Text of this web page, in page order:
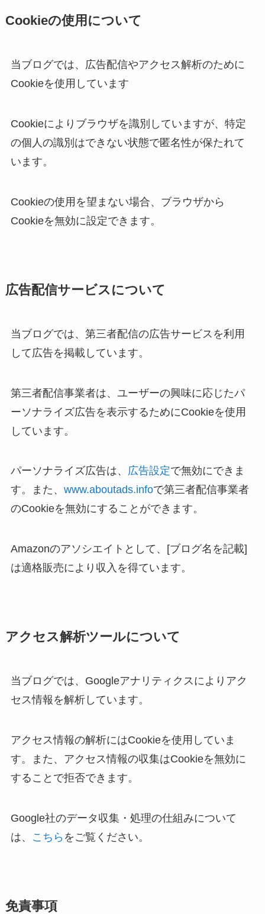
Cookieの使用について
当ブログでは、広告配信やアクセス解析のために
Cookieを使用しています
Cookieによりブラウザを識別していますが、特定
の個人の識別はできない状態で匿名性が保たれて
います。
Cookieの使用を望まない場合、ブラウザから
Cookieを無効に設定できます。
広告配信サービスについて
当ブログでは、第三者配信の広告サービスを利用
して広告を掲載しています。
第三者配信事業者は、ユーザーの興味に応じたパ
ーソナライズ広告を表示するためにCookieを使用
しています。
パーソナライズ広告は、 広告設定で無効にできま
す。また、 www.aboutads.infoで第三者配信事業者
のCookieを無効にすることができます。
Amazonのアソシエイトとして、[ブログ名を記載]
は適格販売により収入を得ています。
アクセス解析ツールについて
当ブログでは、Googleアナリティクスによりアク
セス情報を解析しています。
アクセス情報の解析にはCookieを使用していま
す。また、アクセス情報の収集はCookieを無効に
することで拒否できます。
Google社のデータ収集・処理の仕組みについて
は、
こちら をご覧ください。
免責事項